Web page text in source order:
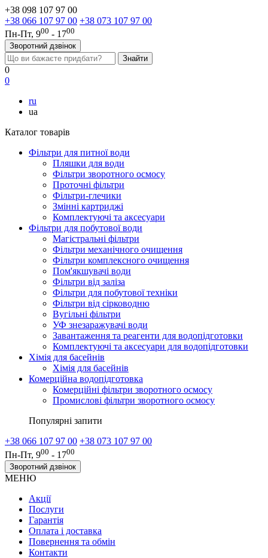
+38 098 107 97 00
+38 066 107 97 00 +38 073 107 97 00
Пн-Пт, 900 - 1700
Зворотний дзвінок
0
0
ru
ua
Каталог товарів
Фільтри для питної води
Пляшки для води
Фільтри зворотного осмосу
Проточні фільтри
Фільтри-глечики
Змінні картриджі
Комплектуючі та аксесуари
Фільтри для побутової води
Магістральні фільтри
Фільтри механічного очищення
Фільтри комплексного очищення
Пом'якшувачі води
Фільтри від заліза
Фільтри для побутової техніки
Фільтри від сірководню
Вугільні фільтри
УФ знезаражувачі води
Завантаження та реагенти для водопідготовки
Комплектуючі та аксесуари для водопідготовки
Хімія для басейнів
Хімія для басейнів
Комерційна водопідготовка
Комерційні фільтри зворотного осмосу
Промислові фільтри зворотного осмосу
Популярні запити
+38 066 107 97 00 +38 073 107 97 00
Пн-Пт, 900 - 1700
Зворотний дзвінок
МЕНЮ
Акції
Послуги
Гарантія
Оплата і доставка
Повернення та обмін
Контакти